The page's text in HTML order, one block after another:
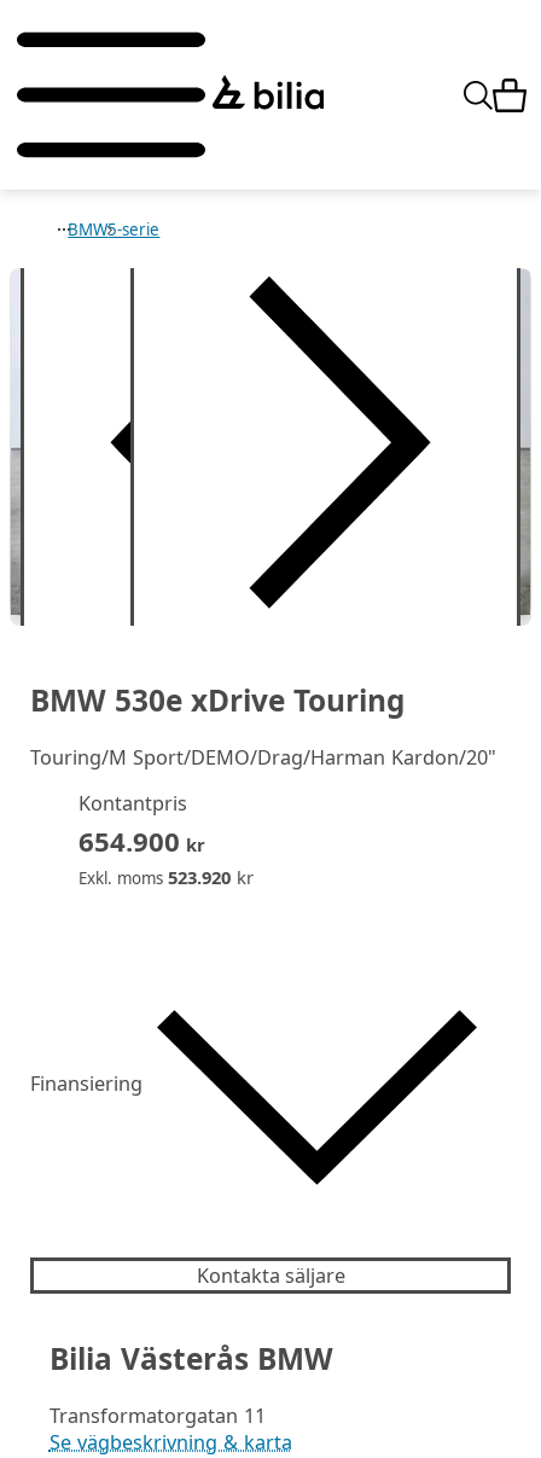
BMW5-serie
BMW 530e xDrive Touring
Touring/M Sport/DEMO/Drag/Harman Kardon/20"
Kontantpris
654.900 kr
Exkl. moms 523.920kr
Finansiering
Kontakta säljare
Bilia Västerås BMW
Transformatorgatan 11
Se vägbeskrivning & karta